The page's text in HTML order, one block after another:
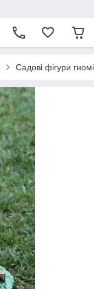
Садові фігури